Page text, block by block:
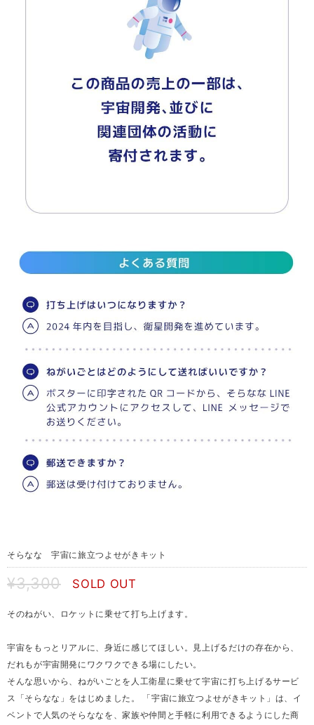
そらなな 宇宙に旅立つよせがきキット
¥3,300 SOLD OUT
そのねがい、ロケットに乗せて打ち上げます。
宇宙をもっとリアルに、身近に感じてほしい。見上げるだけの存在から、
だれもが宇宙開発にワクワクできる場にしたい。
そんな思いから、ねがいごとを人工衛星に乗せて宇宙に打ち上げるサービ
ス「そらなな」をはじめました。 「宇宙に旅立つよせがきキット」は、イ
ベントで人気のそらななを、家族や仲間と手軽に利用できるようにした商